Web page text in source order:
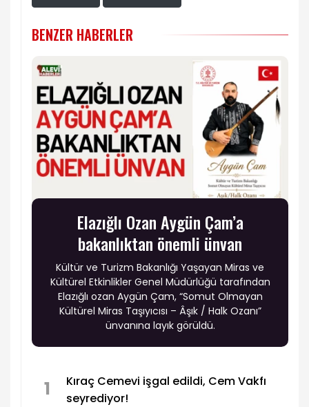
BENZER HABERLER
Elazığlı Ozan Aygün Çam’a
bakanlıktan önemli ünvan
Kültür ve Turizm Bakanlığı Yaşayan Miras ve
Kültürel Etkinlikler Genel Müdürlüğü tarafından
Elazığlı ozan Aygün Çam, “Somut Olmayan
Kültürel Miras Taşıyıcısı – Âşık / Halk Ozanı”
ünvanına layık görüldü.
1
Kıraç Cemevi işgal edildi, Cem Vakfı
seyrediyor!